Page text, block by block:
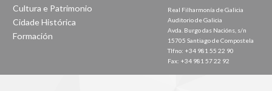
Cultura e Patrimonio
Cidade Histórica
Formación
Real Filharmonía de Galicia
Auditorio de Galicia
Avda. Burgo das Nacións, s/n
15705 Santiago de Compostela
Tlfno: +34 981 55 22 90
Fax: +34 981 57 22 92